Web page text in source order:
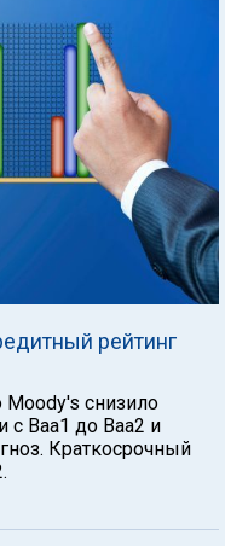
рейтинг
Moody's снизило
с Ваа1 до Ваа2 и
Краткосрочный